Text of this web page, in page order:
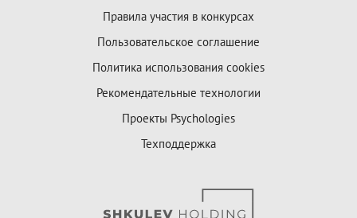
Правила участия в конкурсах
Пользовательское соглашение
Политика использования cookies
Рекомендательные технологии
Проекты Psychologies
Техподдержка